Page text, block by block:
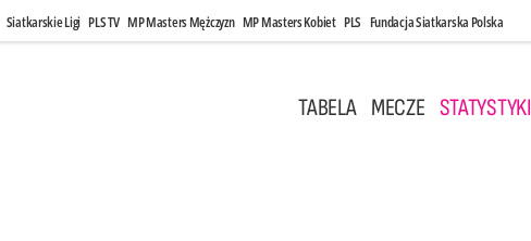
Siatkarskie Ligi PLS TV MP Masters Mężczyzn MP Masters Kobiet PLS Fundacja Siatkarska Polska
TABELA MECZE STATYSTYKI